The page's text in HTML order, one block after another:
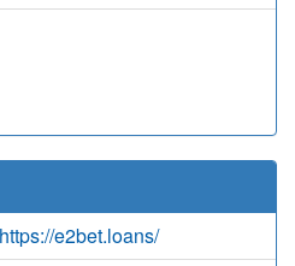
https://e2bet.loans/